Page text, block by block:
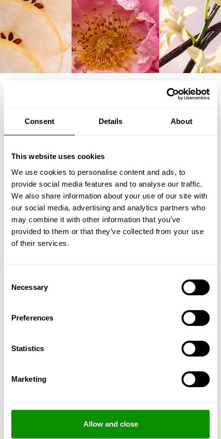
Consent Details About
This website uses cookies
We use cookies to personalise content and ads, to
provide social media features and to analyse our traffic.
We also share information about your use of our site with
our social media, advertising and analytics partners who
may combine it with other information that you’ve
provided to them or that they’ve collected from your use
of their services.
Selection
Necessary
Preferences
Statistics
Marketing
Allow and close